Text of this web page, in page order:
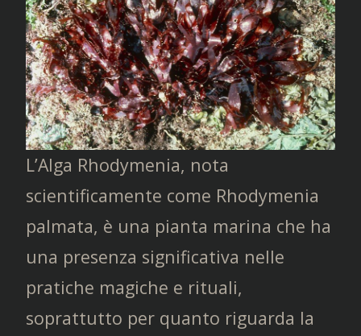
L’Alga Rhodymenia, nota
scientificamente come Rhodymenia
palmata, è una pianta marina che ha
una presenza significativa nelle
pratiche magiche e rituali,
soprattutto per quanto riguarda la